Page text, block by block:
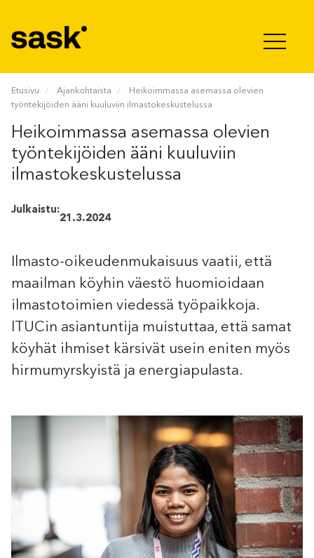
Etusivu Ajankohtaista
Heikoimmassa asemassa olevien
työntekijöiden ääni kuuluviin ilmastokeskustelussa
Heikoimmassa asemassa olevien
työntekijöiden ääni kuuluviin
ilmastokeskustelussa
Julkaistu:
21.3.2024
Ilmasto-oikeudenmukaisuus vaatii, että
maailman köyhin väestö huomioidaan
ilmastotoimien viedessä työpaikkoja.
ITUCin asiantuntija muistuttaa, että samat
köyhät ihmiset kärsivät usein eniten myös
hirmumyrskyistä ja energiapulasta.